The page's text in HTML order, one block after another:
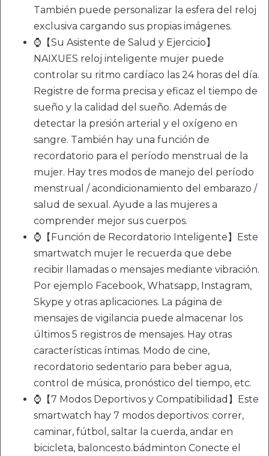
También puede personalizar la esfera del reloj
exclusiva cargando sus propias imágenes.
⌚【Su Asistente de Salud y Ejercicio】
NAIXUES reloj inteligente mujer puede
controlar su ritmo cardíaco las 24 horas del día.
Registre de forma precisa y eficaz el tiempo de
sueño y la calidad del sueño. Además de
detectar la presión arterial y el oxígeno en
sangre. También hay una función de
recordatorio para el período menstrual de la
mujer. Hay tres modos de manejo del período
menstrual / acondicionamiento del embarazo /
salud de sexual. Ayude a las mujeres a
comprender mejor sus cuerpos.
⌚【Función de Recordatorio Inteligente】Este
smartwatch mujer le recuerda que debe
recibir llamadas o mensajes mediante vibración.
Por ejemplo Facebook, Whatsapp, Instagram,
Skype y otras aplicaciones. La página de
mensajes de vigilancia puede almacenar los
últimos 5 registros de mensajes. Hay otras
características íntimas. Modo de cine,
recordatorio sedentario para beber agua,
control de música, pronóstico del tiempo, etc.
⌚【7 Modos Deportivos y Compatibilidad】Este
smartwatch hay 7 modos deportivos: correr,
caminar, fútbol, saltar la cuerda, andar en
bicicleta, baloncesto.bádminton Conecte el